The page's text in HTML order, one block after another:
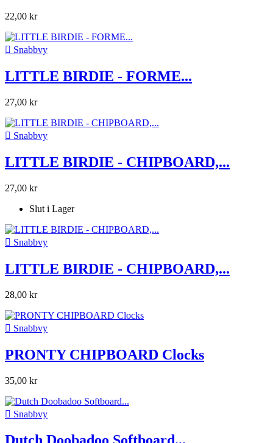
22,00 kr
 Snabbvy
LITTLE BIRDIE - FORME...
27,00 kr
 Snabbvy
LITTLE BIRDIE - CHIPBOARD,...
27,00 kr
Slut i Lager
 Snabbvy
LITTLE BIRDIE - CHIPBOARD,...
28,00 kr
 Snabbvy
PRONTY CHIPBOARD Clocks
35,00 kr
 Snabbvy